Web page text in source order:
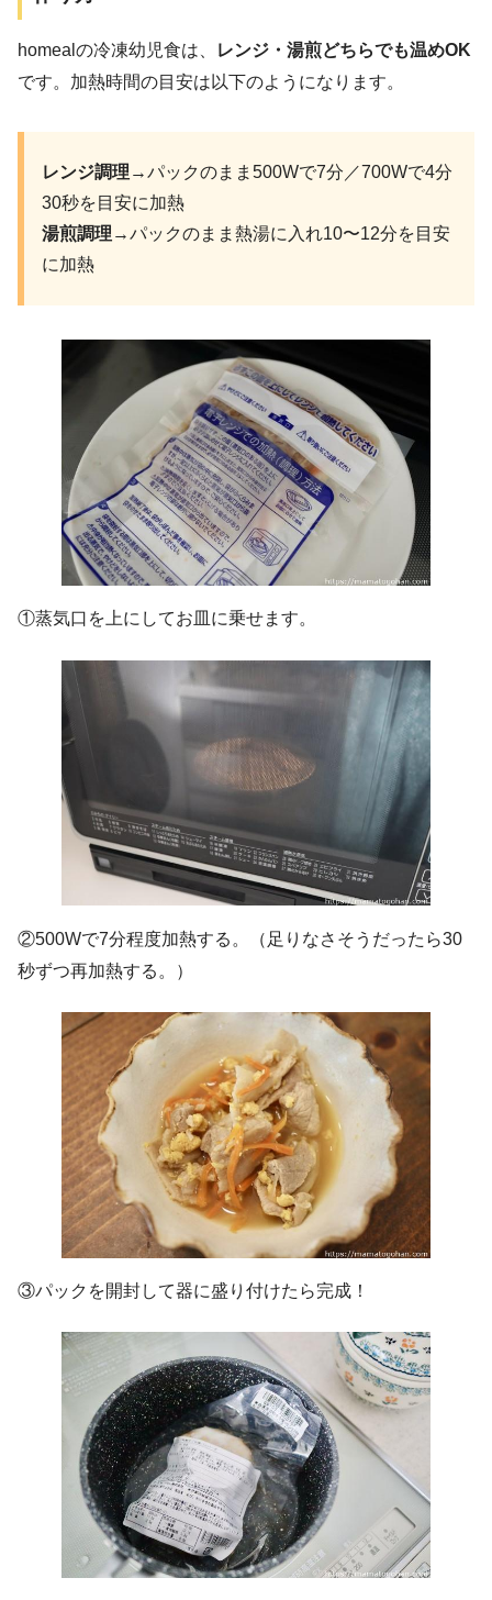
homealの冷凍幼児食は、
レンジ・湯煎どちらでも温めOK
です。加熱時間の目安は以下のようになります。
レンジ調理 →パックのまま500Wで7分／700Wで4分
30秒を目安に加熱
湯煎調理 →パックのまま熱湯に入れ10〜12分を目安
に加熱
①蒸気口を上にしてお皿に乗せます。
②500Wで7分程度加熱する。（足りなさそうだったら30
秒ずつ再加熱する。）
③パックを開封して器に盛り付けたら完成！